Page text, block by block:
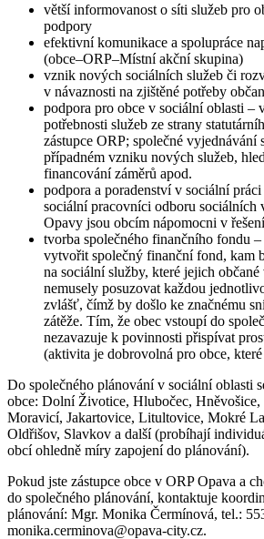
větší informovanost o síti služeb pro
podpory
efektivní komunikace a spolupráce
(obce–ORP–Místní akční skupina)
vznik nových sociálních služeb či
v návaznosti na zjištěné potřeby
podpora pro obce v sociální oblasti –
potřebnosti služeb ze strany
zástupce ORP; společné
případném vzniku nových služeb,
financování záměrů apod.
podpora a poradenství v sociální
sociální pracovníci odboru sociálních
Opavy jsou obcím nápomocni v
tvorba společného finančního fondu
vytvořit společný finanční fond, kam
na sociální služby, které jejich
nemusely posuzovat každou
zvlášť, čímž by došlo ke značnému
zátěže. Tím, že obec vstoupí do
nezavazuje k povinnosti přispívat
(aktivita je dobrovolná pro obce,
Do společného plánování v sociální oblasti
obce: Dolní Životice, Hlubočec, Hněvošice,
Moravicí, Jakartovice, Litultovice, Mokré
Oldřišov, Slavkov a další (probíhají
obcí ohledně míry zapojení do plánování).
Pokud jste zástupce obce v ORP Opava a
do společného plánování, kontaktuje
plánování: Mgr. Monika Čermínová, tel.:
monika.cerminova@opava-city.cz.